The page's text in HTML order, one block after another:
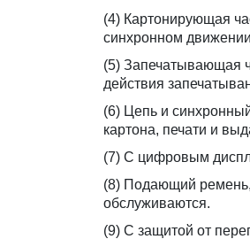
(4) Картонирующая
синхронном
(5) Запечатывающая
действия
(6) Цепь и
картона, печати и
(7) С цифровым
(8) Подающий
обслуживаются.
(9) С защитой от